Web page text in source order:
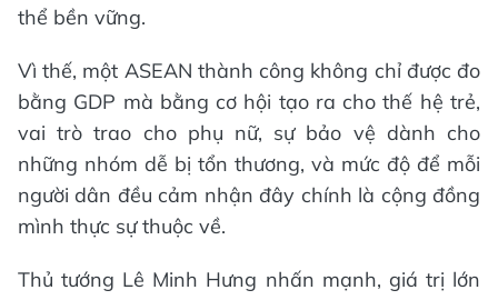
thể bền vững.
Vì thế, một ASEAN thành công không chỉ được đo
bằng GDP mà bằng cơ hội tạo ra cho thế hệ trẻ,
vai trò trao cho phụ nữ, sự bảo vệ dành cho
những nhóm dễ bị tổn thương, và mức độ để mỗi
người dân đều cảm nhận đây chính là cộng đồng
mình thực sự thuộc về.
Thủ tướng Lê Minh Hưng nhấn mạnh, giá trị lớn